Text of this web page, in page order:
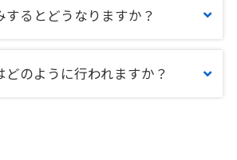
するとどうなりますか？
どのように行われますか？